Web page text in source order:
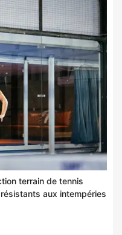
terrain de tennis
aux intempéries